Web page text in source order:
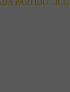
PARTIDO -